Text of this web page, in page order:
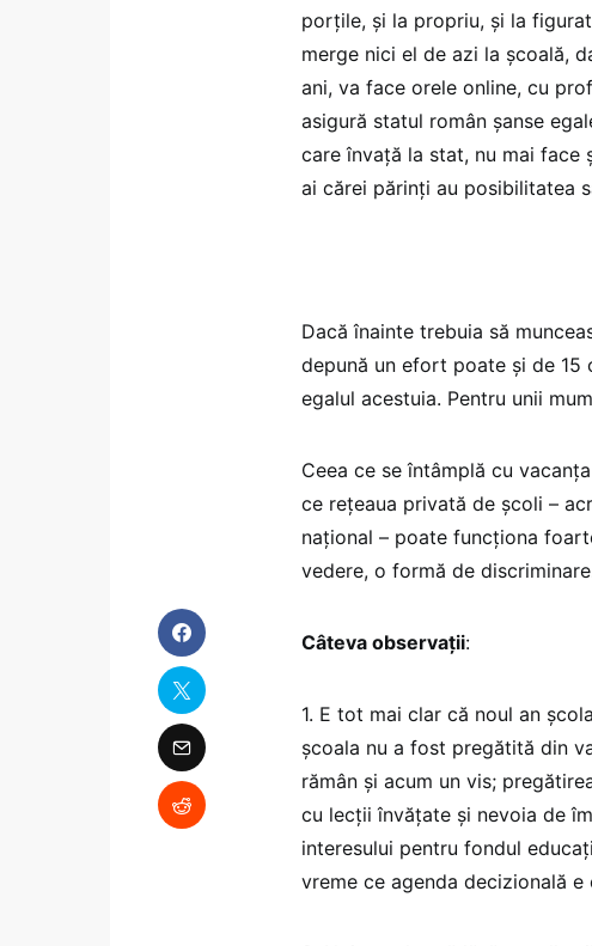
porțile, și la propriu, și la
merge nici el de azi la școală,
ani, va face orele online, cu
asigură statul român șanse
care învață la stat, nu mai face
ai cărei părinți au posibilitatea
Dacă înainte trebuia să
depună un efort poate și de 15
egalul acestuia. Pentru unii
Ceea ce se întâmplă cu
ce rețeaua privată de școli –
național – poate funcționa
vedere, o formă de
Câteva observații:
1. E tot mai clar că noul an
școala nu a fost pregătită din
rămân și acum un vis;
cu lecții învățate și nevoia de
interesului pentru fondul
vreme ce agenda decizională